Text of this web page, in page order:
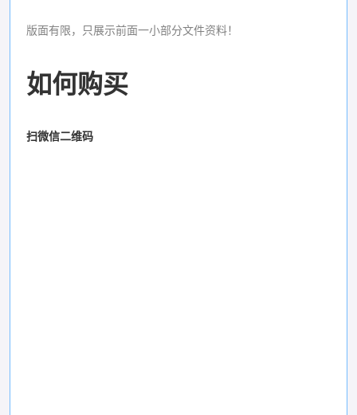
版面有限，只展示前面一小部分文件资料！
如何购买
扫微信二维码